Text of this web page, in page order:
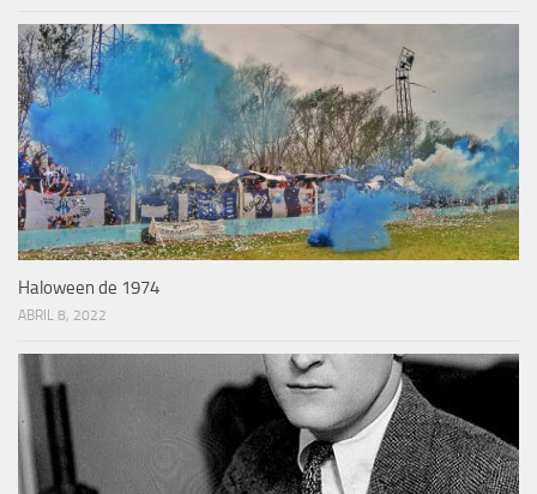
Haloween de 1974
ABRIL 8, 2022